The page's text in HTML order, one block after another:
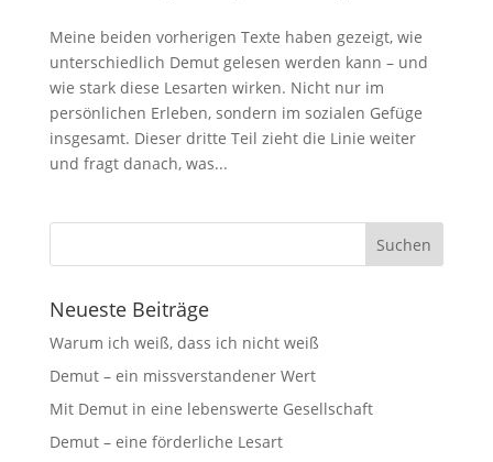
Meine beiden vorherigen Texte haben gezeigt, wie
unterschiedlich Demut gelesen werden kann – und
wie stark diese Lesarten wirken. Nicht nur im
persönlichen Erleben, sondern im sozialen Gefüge
insgesamt. Dieser dritte Teil zieht die Linie weiter
und fragt danach, was...
Neueste Beiträge
Warum ich weiß, dass ich nicht weiß
Demut – ein missverstandener Wert
Mit Demut in eine lebenswerte Gesellschaft
Demut – eine förderliche Lesart